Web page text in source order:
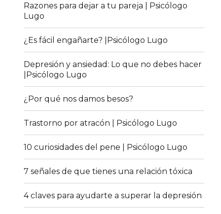
Razones para dejar a tu pareja | Psicólogo
Lugo
¿Es fácil engañarte? |Psicólogo Lugo
Depresión y ansiedad: Lo que no debes hacer
|Psicólogo Lugo
¿Por qué nos damos besos?
Trastorno por atracón | Psicólogo Lugo
10 curiosidades del pene | Psicólogo Lugo
7 señales de que tienes una relación tóxica
4 claves para ayudarte a superar la depresión